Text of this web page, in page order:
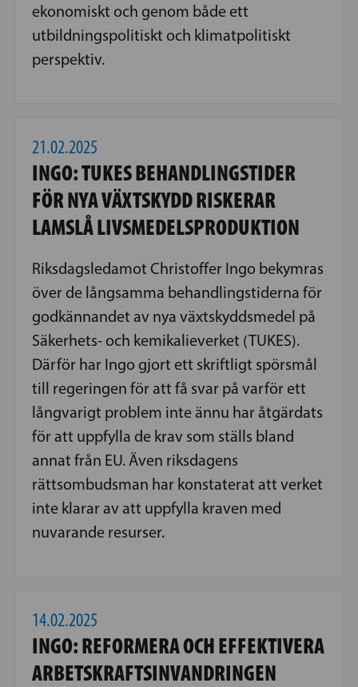
ekonomiskt och genom både ett
utbildningspolitiskt och klimatpolitiskt
perspektiv.
21.02.2025
INGO: TUKES BEHANDLINGSTIDER
FÖR NYA VÄXTSKYDD RISKERAR
LAMSLÅ LIVSMEDELSPRODUKTION
Riksdagsledamot Christoffer Ingo bekymras
över de långsamma behandlingstiderna för
godkännandet av nya växtskyddsmedel på
Säkerhets- och kemikalieverket (TUKES).
Därför har Ingo gjort ett skriftligt spörsmål
till regeringen för att få svar på varför ett
långvarigt problem inte ännu har åtgärdats
för att uppfylla de krav som ställs bland
annat från EU. Även riksdagens
rättsombudsman har konstaterat att verket
inte klarar av att uppfylla kraven med
nuvarande resurser.
14.02.2025
INGO: REFORMERA OCH EFFEKTIVERA
ARBETSKRAFTSINVANDRINGEN